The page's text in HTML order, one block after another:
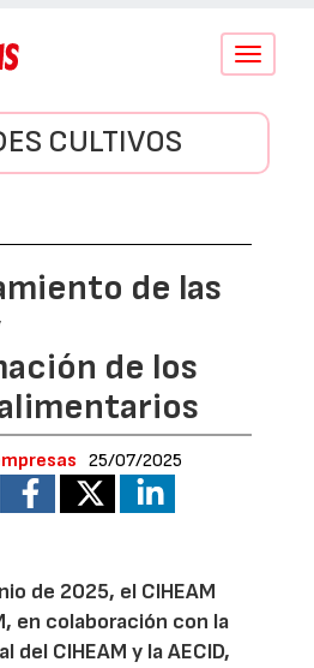
Conmutar
CULTIVOS
de las
de los
25/07/2025
de 2025, el CIHEAM
en colaboración con la
del CIHEAM y la AECID,